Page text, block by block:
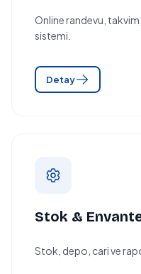
Online randevu,
sistemi.
Detay
Stok &
Stok, depo, cari ve